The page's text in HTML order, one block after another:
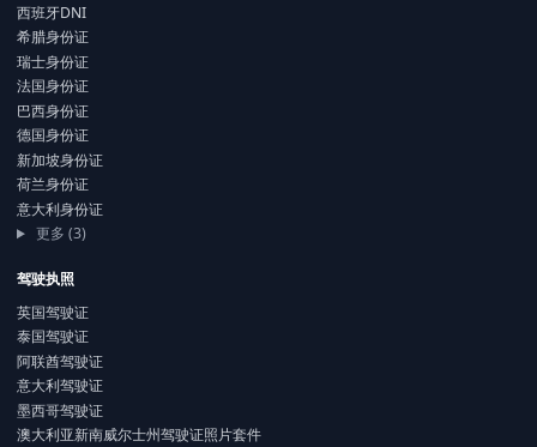
西班牙DNI
希腊身份证
瑞士身份证
法国身份证
巴西身份证
德国身份证
新加坡身份证
荷兰身份证
意大利身份证
更多 (3)
驾驶执照
英国驾驶证
泰国驾驶证
阿联酋驾驶证
意大利驾驶证
墨西哥驾驶证
澳大利亚新南威尔士州驾驶证照片套件